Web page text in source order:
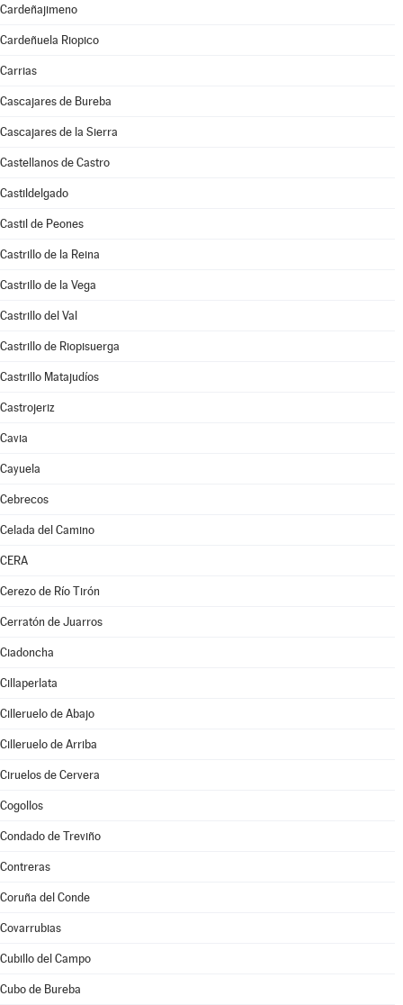
Cardeñajimeno
Cardeñuela Riopico
Carrias
Cascajares de Bureba
Cascajares de la Sierra
Castellanos de Castro
Castildelgado
Castil de Peones
Castrillo de la Reina
Castrillo de la Vega
Castrillo del Val
Castrillo de Riopisuerga
Castrillo Matajudíos
Castrojeriz
Cavia
Cayuela
Cebrecos
Celada del Camino
CERA
Cerezo de Río Tirón
Cerratón de Juarros
Ciadoncha
Cillaperlata
Cilleruelo de Abajo
Cilleruelo de Arriba
Ciruelos de Cervera
Cogollos
Condado de Treviño
Contreras
Coruña del Conde
Covarrubias
Cubillo del Campo
Cubo de Bureba